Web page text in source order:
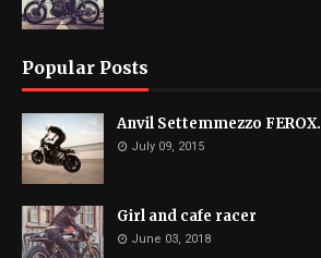
Popular Posts
Anvil Settemmezzo FEROX.
July 09, 2015
Girl and cafe racer
June 03, 2018